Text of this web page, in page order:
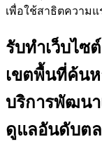
เพื่อใช้สาธิตความแ
รับทำเว็บไซ
เขตพื้นที่ค้น
บริการพัฒน
ดูแลอันดับต